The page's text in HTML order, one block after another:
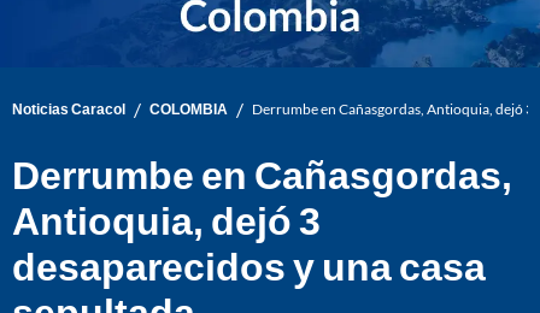
Noticias Caracol / COLOMBIA / Derrumbe en Cañasgordas, Antioquia, dejó 3
Derrumbe en Cañasgordas,
Antioquia, dejó 3
desaparecidos y una casa